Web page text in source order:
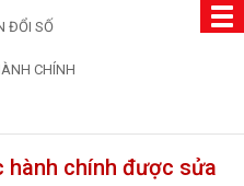
ĐỔI SỐ
CHÍNH
hành chính được sửa